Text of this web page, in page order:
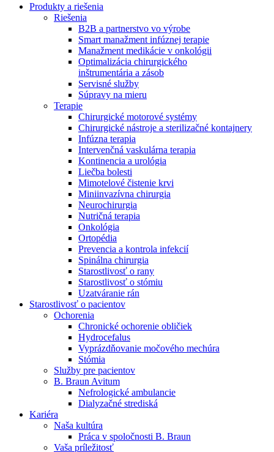
Produktový katalóg​
Objavte naše produkty. ​Navštívte produktový katalóg B.
Braun​ s našim kompletným produktovým portfóliom.​
Nefrologické ambulancie
V nefrologických ambulanciách prevádzkujeme poradenstvo
a prípravu pacientov k jednotlivým metódam náhrady funkcie
obličiek. Zvoľte si mesto, ktoré potrebujete a navštívte nás.
Zostaňte v dialógu s B. Braun. Kontaktujte nás.
Produkty a riešenia
Riešenia
B2B a partnerstvo vo výrobe
Smart manažment infúznej terapie
Manažment medikácie v onkológii
Optimalizácia chirurgického
inštrumentária a zásob
Servisné služby
Súpravy na mieru
Terapie
Chirurgické motorové systémy
Chirurgické nástroje a sterilizačné kontajnery
Infúzna terapia
Intervenčná vaskulárna terapia
Kontinencia a urológia
Liečba bolesti
Mimotelové čistenie krvi
Miniinvazívna chirurgia
Neurochirurgia
Nutričná terapia
Onkológia
Ortopédia
Prevencia a kontrola infekcií
Spinálna chirurgia
Starostlivosť o rany
Starostlivosť o stómiu
Uzatváranie rán
Starostlivosť o pacientov
Ochorenia
Chronické ochorenie obličiek
Hydrocefalus
Vyprázdňovanie močového mechúra
Stómia
Služby pre pacientov
B. Braun Avitum
Nefrologické ambulancie
Dialyzačné strediská
Kariéra
Naša kultúra
Práca v spoločnosti B. Braun
Vaša príležitosť